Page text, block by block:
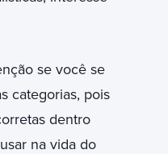
se você se
categorias, pois
dentro
na vida do